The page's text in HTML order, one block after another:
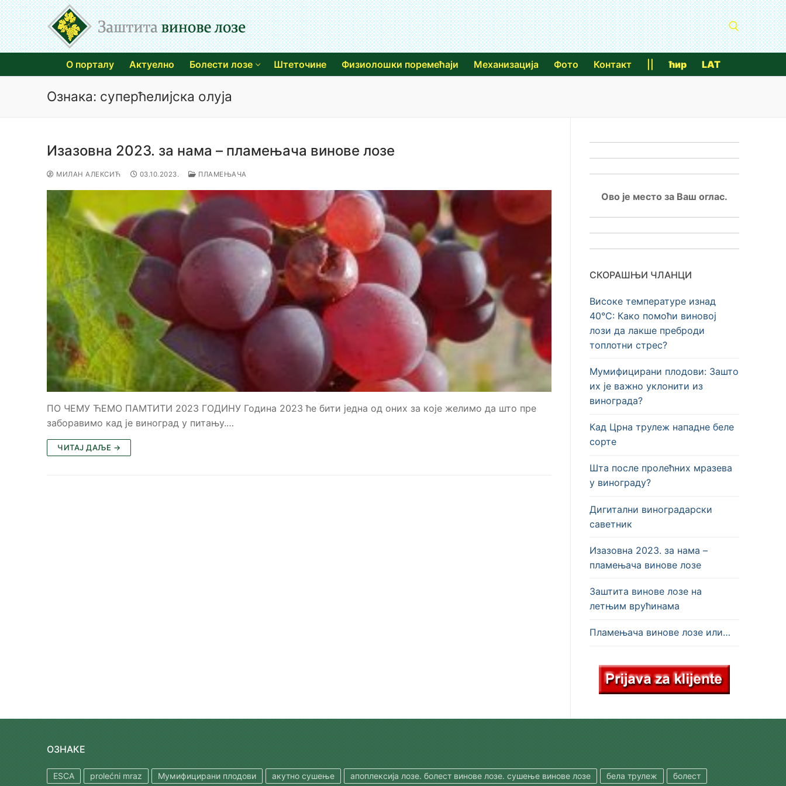
Прескочи
до
садржаја
Тражи за:
О порталу Актуелно Болести лозе Штеточине Физиолошки поремећаји Механизација Фото Контакт ћир LAT
Ознака: суперћелијска олуја
Изазовна 2023. за нама – пламењача винове лозе
МИЛАН АЛЕКСИЋ 03.10.2023. ПЛАМЕЊАЧА
ПО ЧЕМУ ЋЕМО ПАМТИТИ 2023 ГОДИНУ Година 2023 ће бити једна од оних за које желимо да што пре
заборавимо кад је виноград у питању.…
ЧИТАЈ ДАЉЕ →
Ово је место за Ваш оглас.
СКОРАШЊИ ЧЛАНЦИ
Високе температуре изнад
40°C: Како помоћи виновој
лози да лакше преброди
топлотни стрес?
Мумифицирани плодови: Зашто
их је важно уклонити из
винограда?
Кад Црна трулеж нападне беле
сорте
Шта после пролећних мразева
у винограду?
Дигитални виноградарски
саветник
Изазовна 2023. за нама –
пламењача винове лозе
Заштита винове лозе на
летњим врућинама
Пламењача винове лозе или…
ОЗНАКЕ
ESCA prolećni mraz Мумифицирани плодови акутно сушење апоплексија лозе. болест винове лозе. сушење винове лозе бела трулеж болест